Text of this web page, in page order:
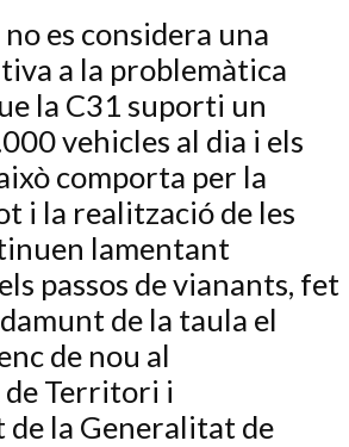
es considera una
a la problemàtica
la C31 suporti un
vehicles al dia i els
comporta per la
i la realització de les
lamentant
passos de vianants, fet
de la taula el
de nou al
Territori i
la Generalitat de